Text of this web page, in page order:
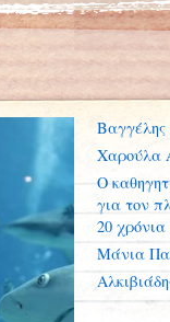
Βαγγέλης
Χαρούλα
Ο
για τον
20 χρόνια
Μάνια